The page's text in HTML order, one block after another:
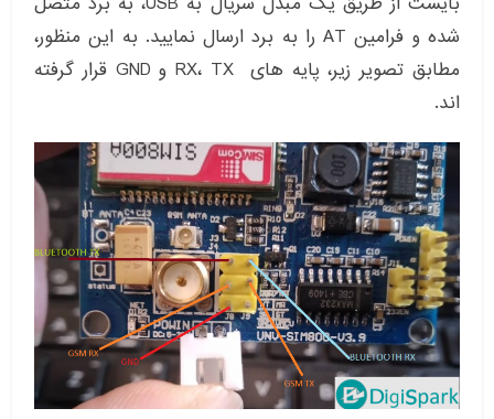
شده و فرامین AT را به برد ارسال نمایید. به این منظور،
مطابق تصویر زیر، پایه های RX، TX و GND قرار گرفته
اند.